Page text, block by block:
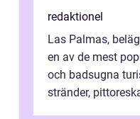
redaktionel
Las Palmas,
en av de mest
och badsugna
stränder,